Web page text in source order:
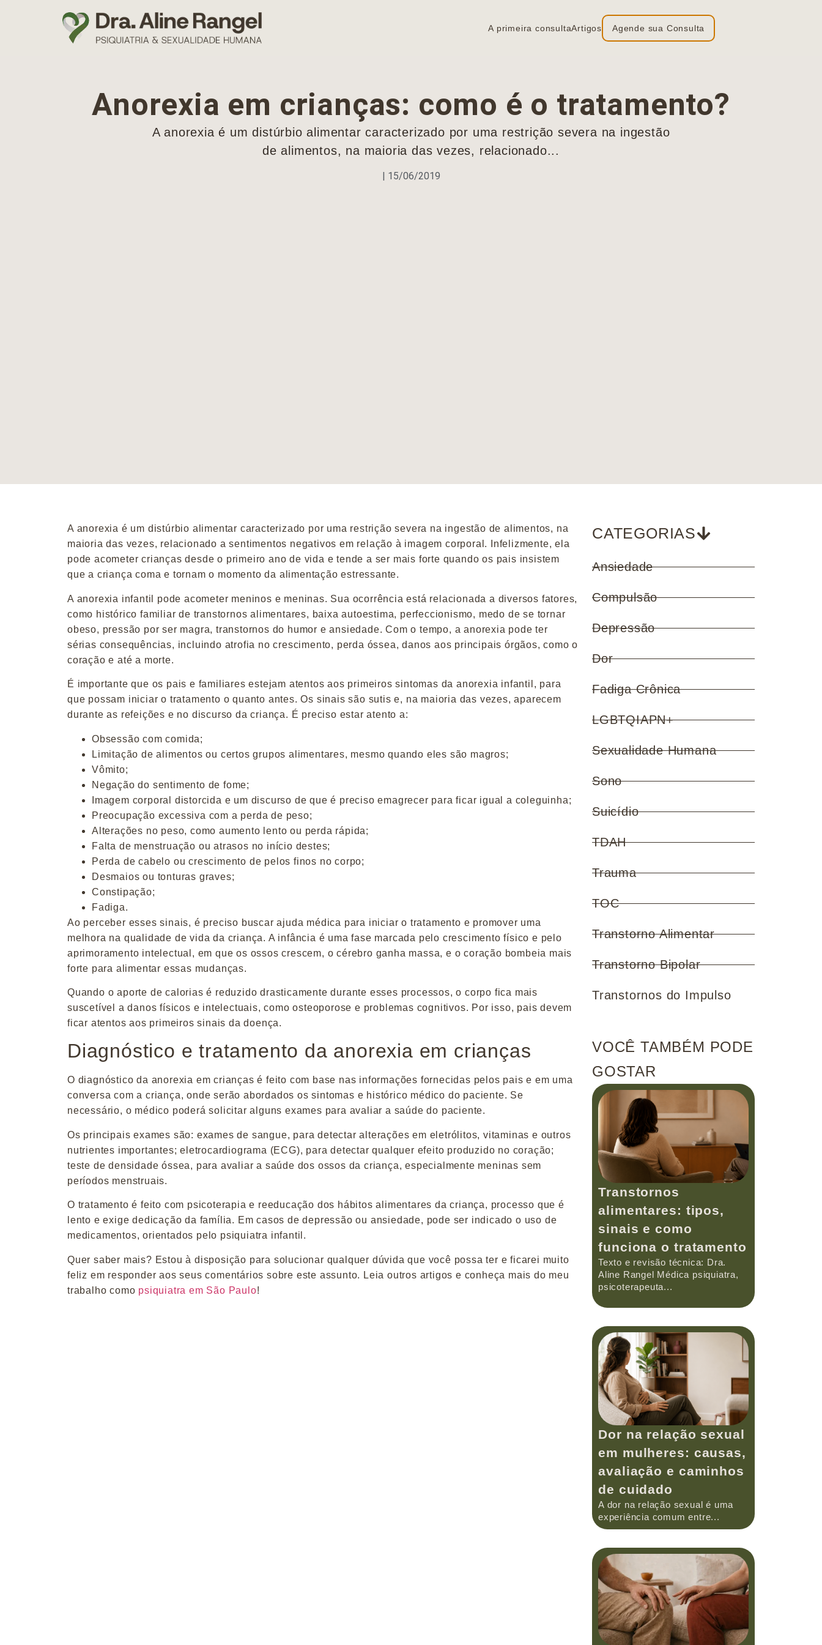
A primeira consultaArtigos Agende sua Consulta
Anorexia em crianças: como é o tratamento?
A anorexia é um distúrbio alimentar caracterizado por uma restrição severa na ingestão
de alimentos, na maioria das vezes, relacionado...
| 15/06/2019
A anorexia é um distúrbio alimentar caracterizado por uma restrição severa na ingestão de alimentos, na
maioria das vezes, relacionado a sentimentos negativos em relação à imagem corporal. Infelizmente, ela
pode acometer crianças desde o primeiro ano de vida e tende a ser mais forte quando os pais insistem
que a criança coma e tornam o momento da alimentação estressante.
A anorexia infantil pode acometer meninos e meninas. Sua ocorrência está relacionada a diversos fatores,
como histórico familiar de transtornos alimentares, baixa autoestima, perfeccionismo, medo de se tornar
obeso, pressão por ser magra, transtornos do humor e ansiedade. Com o tempo, a anorexia pode ter
sérias consequências, incluindo atrofia no crescimento, perda óssea, danos aos principais órgãos, como o
coração e até a morte.
É importante que os pais e familiares estejam atentos aos primeiros sintomas da anorexia infantil, para
que possam iniciar o tratamento o quanto antes. Os sinais são sutis e, na maioria das vezes, aparecem
durante as refeições e no discurso da criança. É preciso estar atento a:
Obsessão com comida;
Limitação de alimentos ou certos grupos alimentares, mesmo quando eles são magros;
Vômito;
Negação do sentimento de fome;
Imagem corporal distorcida e um discurso de que é preciso emagrecer para ficar igual a coleguinha;
Preocupação excessiva com a perda de peso;
Alterações no peso, como aumento lento ou perda rápida;
Falta de menstruação ou atrasos no início destes;
Perda de cabelo ou crescimento de pelos finos no corpo;
Desmaios ou tonturas graves;
Constipação;
Fadiga.
Ao perceber esses sinais, é preciso buscar ajuda médica para iniciar o tratamento e promover uma
melhora na qualidade de vida da criança. A infância é uma fase marcada pelo crescimento físico e pelo
aprimoramento intelectual, em que os ossos crescem, o cérebro ganha massa, e o coração bombeia mais
forte para alimentar essas mudanças.
Quando o aporte de calorias é reduzido drasticamente durante esses processos, o corpo fica mais
suscetível a danos físicos e intelectuais, como osteoporose e problemas cognitivos. Por isso, pais devem
ficar atentos aos primeiros sinais da doença.
Diagnóstico e tratamento da anorexia em crianças
O diagnóstico da anorexia em crianças é feito com base nas informações fornecidas pelos pais e em uma
conversa com a criança, onde serão abordados os sintomas e histórico médico do paciente. Se
necessário, o médico poderá solicitar alguns exames para avaliar a saúde do paciente.
Os principais exames são: exames de sangue, para detectar alterações em eletrólitos, vitaminas e outros
nutrientes importantes; eletrocardiograma (ECG), para detectar qualquer efeito produzido no coração;
teste de densidade óssea, para avaliar a saúde dos ossos da criança, especialmente meninas sem
períodos menstruais.
O tratamento é feito com psicoterapia e reeducação dos hábitos alimentares da criança, processo que é
lento e exige dedicação da família. Em casos de depressão ou ansiedade, pode ser indicado o uso de
medicamentos, orientados pelo psiquiatra infantil.
Quer saber mais? Estou à disposição para solucionar qualquer dúvida que você possa ter e ficarei muito
feliz em responder aos seus comentários sobre este assunto. Leia outros artigos e conheça mais do meu
trabalho como psiquiatra em São Paulo!
CATEGORIAS
Ansiedade
Compulsão
Depressão
Dor
Fadiga Crônica
LGBTQIAPN+
Sexualidade Humana
Sono
Suicídio
TDAH
Trauma
TOC
Transtorno Alimentar
Transtorno Bipolar
Transtornos do Impulso
VOCÊ TAMBÉM PODE
GOSTAR
Transtornos
alimentares: tipos,
sinais e como
funciona o tratamento
Texto e revisão técnica: Dra.
Aline Rangel Médica psiquiatra,
psicoterapeuta...
Dor na relação sexual
em mulheres: causas,
avaliação e caminhos
de cuidado
A dor na relação sexual é uma
experiência comum entre...